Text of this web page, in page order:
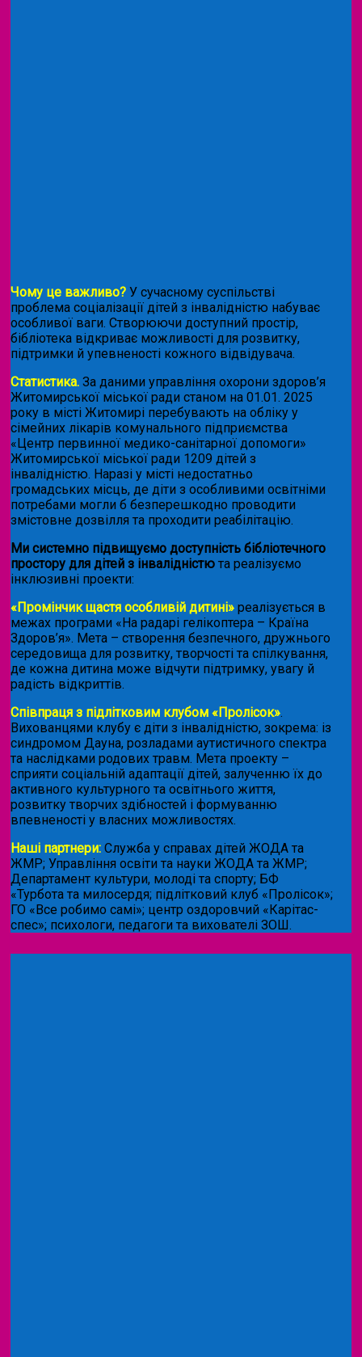
Чому це важливо? У сучасному суспільстві
проблема соціалізації дітей з інвалідністю набуває
особливої ваги. Створюючи доступний простір,
бібліотека відкриває можливості для розвитку,
підтримки й упевненості кожного відвідувача.
Статистика. За даними управління охорони здоров’я
Житомирської міської ради станом на 01.01. 2025
року в місті Житомирі перебувають на обліку у
сімейних лікарів комунального підприємства
«Центр первинної медико-санітарної допомоги»
Житомирської міської ради 1209 дітей з
інвалідністю. Наразі у місті недостатньо
громадських місць, де діти з особливими освітніми
потребами могли б безперешкодно проводити
змістовне дозвілля та проходити реабілітацію.
Ми системно підвищуємо доступність бібліотечного
простору для дітей з інвалідністю та реалізуємо
інклюзивні проекти:
«Промінчик щастя особливій дитині» реалізується в
межах програми «На радарі гелікоптера – Країна
Здоров’я». Мета – створення безпечного, дружнього
середовища для розвитку, творчості та спілкування,
де кожна дитина може відчути підтримку, увагу й
радість відкриттів.
Співпраця з підлітковим клубом «Пролісок».
Вихованцями клубу є діти з інвалідністю, зокрема: із
синдромом Дауна, розладами аутистичного спектра
та наслідками родових травм. Мета проекту –
сприяти соціальній адаптації дітей, залученню їх до
активного культурного та освітнього життя,
розвитку творчих здібностей і формуванню
впевненості у власних можливостях.
Наші партнери: Служба у справах дітей ЖОДА та
ЖМР; Управління освіти та науки ЖОДА та ЖМР;
Департамент культури, молоді та спорту; БФ
«Турбота та милосердя; підлітковий клуб «Пролісок»;
ГО «Все робимо самі»; центр оздоровчий «Карітас-
спес»; психологи, педагоги та вихователі ЗОШ.